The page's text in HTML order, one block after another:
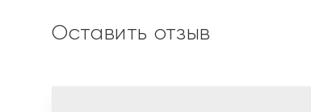
Оставить отзыв